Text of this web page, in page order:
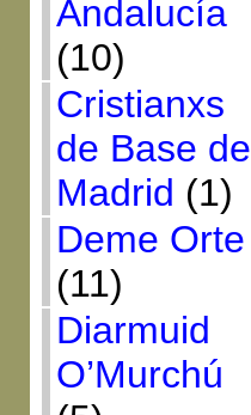
Andalucía
(10)
Cristianxs
de Base de
Madrid (1)
Deme Orte
(11)
Diarmuid
O’Murchú